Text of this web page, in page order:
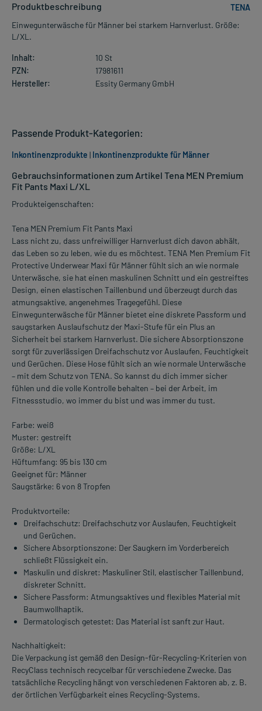
Produktbeschreibung
TENA
Einwegunterwäsche für Männer bei starkem Harnverlust. Größe:
L/XL.
Inhalt:
10 St
PZN:
17981611
Hersteller:
Essity Germany GmbH
Gebrauchsinformationen zum Artikel Tena MEN Premium
Fit Pants Maxi L/XL
Produkteigenschaften:
Tena MEN Premium Fit Pants Maxi
Lass nicht zu, dass unfreiwilliger Harnverlust dich davon abhält,
das Leben so zu leben, wie du es möchtest. TENA Men Premium Fit
Protective Underwear Maxi für Männer fühlt sich an wie normale
Unterwäsche, sie hat einen maskulinen Schnitt und ein gestreiftes
Design, einen elastischen Taillenbund und überzeugt durch das
atmungsaktive, angenehmes Tragegefühl. Diese
Einwegunterwäsche für Männer bietet eine diskrete Passform und
saugstarken Auslaufschutz der Maxi-Stufe für ein Plus an
Sicherheit bei starkem Harnverlust. Die sichere Absorptionszone
sorgt für zuverlässigen Dreifachschutz vor Auslaufen, Feuchtigkeit
und Gerüchen. Diese Hose fühlt sich an wie normale Unterwäsche
– mit dem Schutz von TENA. So kannst du dich immer sicher
fühlen und die volle Kontrolle behalten – bei der Arbeit, im
Fitnessstudio, wo immer du bist und was immer du tust.
Farbe: weiß
Muster: gestreift
Größe: L/XL
Hüftumfang: 95 bis 130 cm
Geeignet für: Männer
Saugstärke: 6 von 8 Tropfen
Produktvorteile:
Dreifachschutz: Dreifachschutz vor Auslaufen, Feuchtigkeit
und Gerüchen.
Sichere Absorptionszone: Der Saugkern im Vorderbereich
schließt Flüssigkeit ein.
Maskulin und diskret: Maskuliner Stil, elastischer Taillenbund,
diskreter Schnitt.
Sichere Passform: Atmungsaktives und flexibles Material mit
Baumwollhaptik.
Dermatologisch getestet: Das Material ist sanft zur Haut.
Nachhaltigkeit:
Die Verpackung ist gemäß den Design-für-Recycling-Kriterien von
RecyClass technisch recycelbar für verschiedene Zwecke. Das
tatsächliche Recycling hängt von verschiedenen Faktoren ab, z. B.
der örtlichen Verfügbarkeit eines Recycling-Systems.
Passende Produkt-Kategorien:
Inkontinenzprodukte | Inkontinenzprodukte für Männer